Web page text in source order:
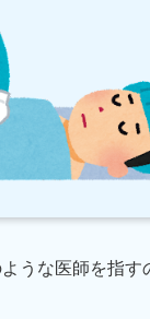
うな医師を指